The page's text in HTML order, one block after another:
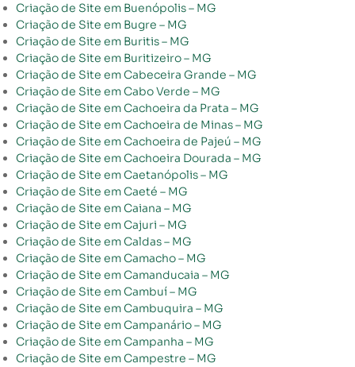
Criação de Site em Buenópolis – MG
Criação de Site em Bugre – MG
Criação de Site em Buritis – MG
Criação de Site em Buritizeiro – MG
Criação de Site em Cabeceira Grande – MG
Criação de Site em Cabo Verde – MG
Criação de Site em Cachoeira da Prata – MG
Criação de Site em Cachoeira de Minas – MG
Criação de Site em Cachoeira de Pajeú – MG
Criação de Site em Cachoeira Dourada – MG
Criação de Site em Caetanópolis – MG
Criação de Site em Caeté – MG
Criação de Site em Caiana – MG
Criação de Site em Cajuri – MG
Criação de Site em Caldas – MG
Criação de Site em Camacho – MG
Criação de Site em Camanducaia – MG
Criação de Site em Cambuí – MG
Criação de Site em Cambuquira – MG
Criação de Site em Campanário – MG
Criação de Site em Campanha – MG
Criação de Site em Campestre – MG